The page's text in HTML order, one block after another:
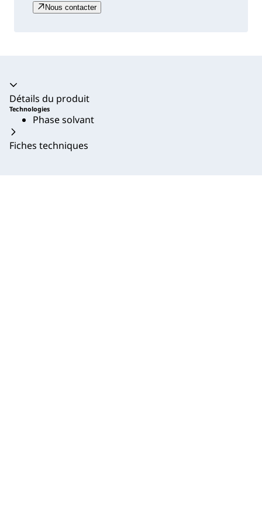
Nous contacter
Accordéon fermé
Détails du produit
Technologies
Phase solvant
Fiches techniques